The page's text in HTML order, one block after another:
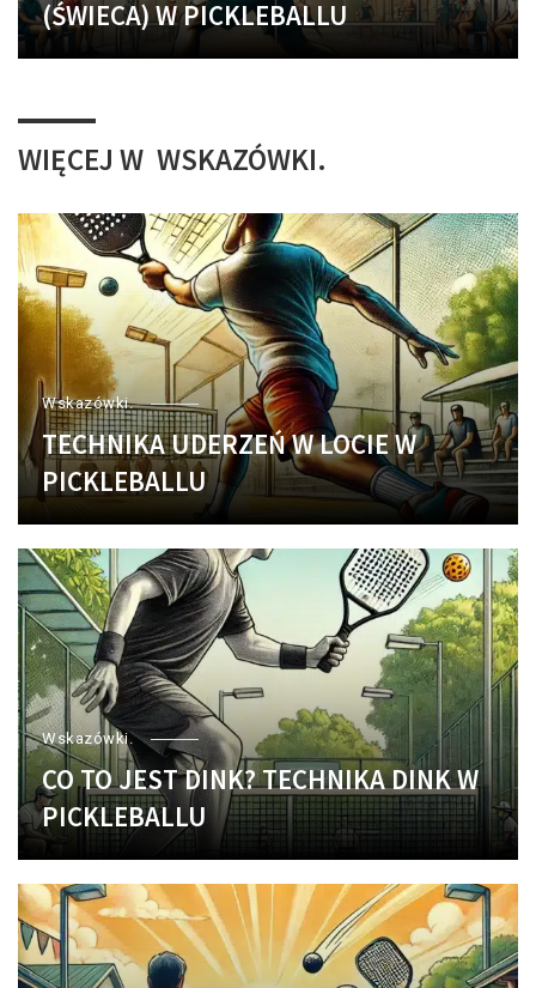
(ŚWIECA) W PICKLEBALLU
WIĘCEJ W WSKAZÓWKI.
Wskazówki.
TECHNIKA UDERZEŃ W LOCIE W
PICKLEBALLU
Wskazówki.
CO TO JEST DINK? TECHNIKA DINK W
PICKLEBALLU